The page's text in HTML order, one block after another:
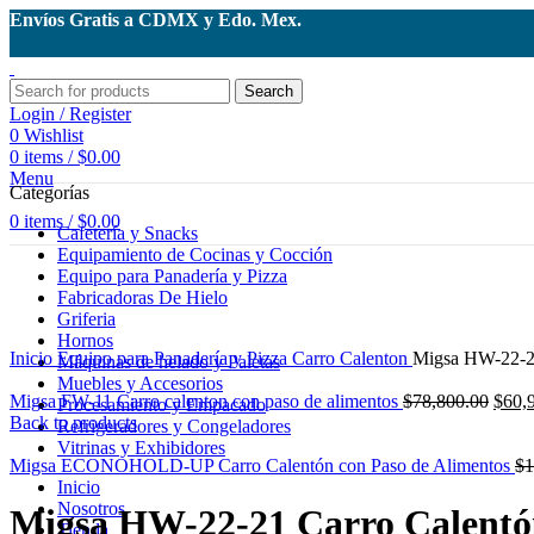
Envíos Gratis a CDMX y Edo. Mex.
Search
Login / Register
0 Wishlist
0 items / $0.00
Menu
0 items / $0.00
Categorías
Cafetería y Snacks
Equipamiento de Cocinas y Cocción
Equipo para Panadería y Pizza
Fabricadoras De Hielo
Griferia
Hornos
Máquinas de helado y Paletas
Muebles y Accesorios
Procesamiento y Empacado
Refrigeradores y Congeladores
Vitrinas y Exhibidores
Inicio
Nosotros
Tienda
-23%
Click to enlarge
Inicio Equipo para Panadería y Pizza Carro Calenton Migsa HW-22-
Migsa FW-11 Carro calenton con paso de alimentos $78,800.00 $
Back to products
Migsa ECONOHOLD-UP Carro Calentón con Paso de Alimentos $
Migsa HW-22-21 Carro